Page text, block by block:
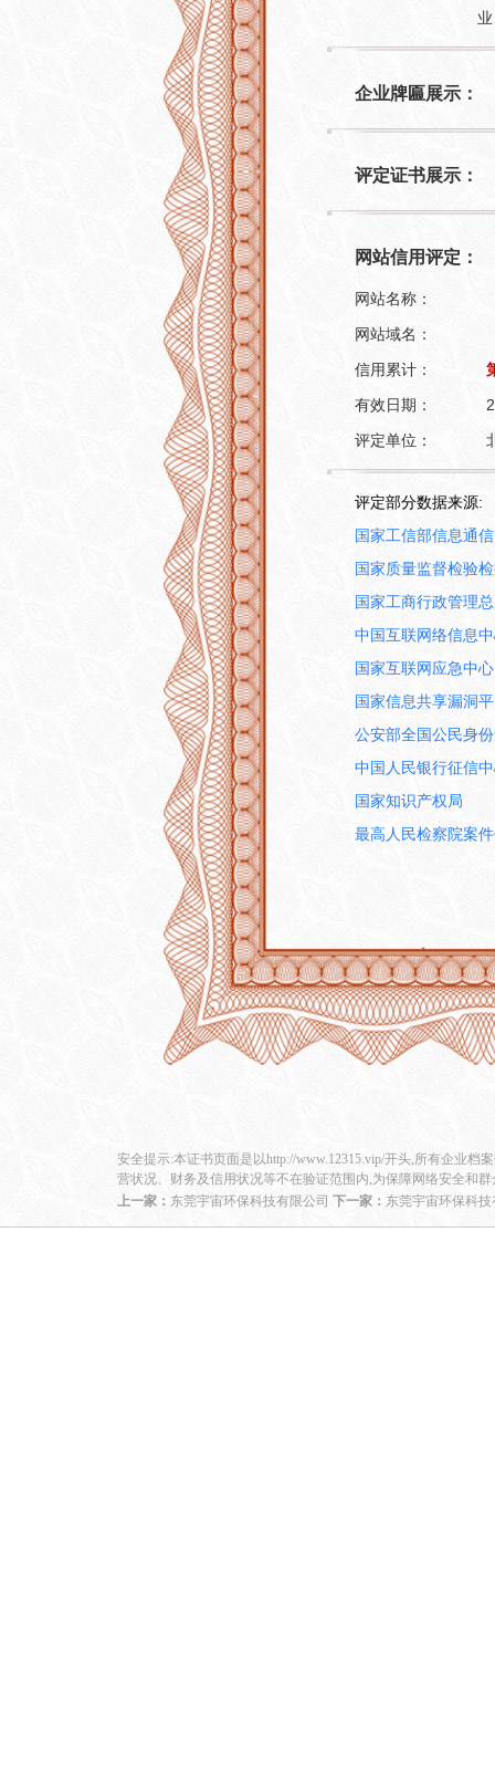
企业牌匾展示：
评定证书展示：
网站信用评定：
网站名称：
网站域名：
信用累计：
有效日期：
评定单位：
评定部分数据来源:
国家工信部信息通
国家质量监督检验
国家工商行政管理
中国互联网络信息
国家互联网应急中心
国家信息共享漏洞
公安部全国公民身
中国人民银行征信
国家知识产权局
最高人民检察院案
安全提示:本证书页面是以http://www.12315.vip/开头,所有企业档
营状况、财务及信用状况等不在验证范围内,为保障网络安全和
上一家： 东莞宇宙环保科技有限公司 下一家： 东莞宇宙环保科技